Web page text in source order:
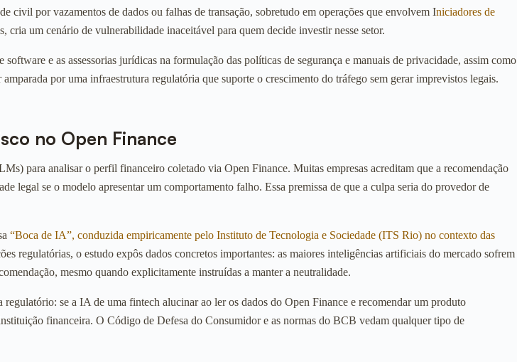
civil por vazamentos de dados ou falhas de transação, sobretudo em operações que envolvem Iniciadores de
cria um cenário de vulnerabilidade inaceitável para quem decide investir nesse setor.
e as assessorias jurídicas na formulação das políticas de segurança e manuais de privacidade, assim como
por uma infraestrutura regulatória que suporte o crescimento do tráfego sem gerar imprevistos legais.
no Open Finance
para analisar o perfil financeiro coletado via Open Finance. Muitas empresas acreditam que a recomendação
legal se o modelo apresentar um comportamento falho. Essa premissa de que a culpa seria do provedor de
“Boca de IA”, conduzida empiricamente pelo Instituto de Tecnologia e Sociedade (ITS Rio) no contexto das
regulatórias, o estudo expôs dados concretos importantes: as maiores inteligências artificiais do mercado sofrem
mesmo quando explicitamente instruídas a manter a neutralidade.
se a IA de uma fintech alucinar ao ler os dados do Open Finance e recomendar um produto
financeira. O Código de Defesa do Consumidor e as normas do BCB vedam qualquer tipo de